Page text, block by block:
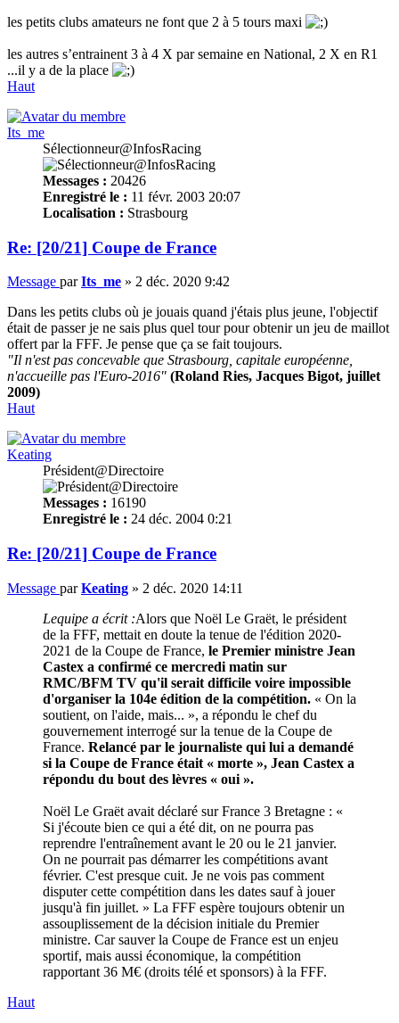
les petits clubs amateurs ne font que 2 à 5 tours maxi
les autres s’entrainent 3 à 4 X par semaine en National, 2 X en R1
...il y a de la place
Haut
Its_me
Sélectionneur@InfosRacing
Messages : 20426
Enregistré le : 11 févr. 2003 20:07
Localisation : Strasbourg
Re: [20/21] Coupe de France
Message parIts_me » 2 déc. 2020 9:42
Dans les petits clubs où je jouais quand j'étais plus jeune, l'objectif
était de passer je ne sais plus quel tour pour obtenir un jeu de maillot
offert par la FFF. Je pense que ça se fait toujours.
"Il n'est pas concevable que Strasbourg, capitale européenne,
n'accueille pas l'Euro-2016" (Roland Ries, Jacques Bigot, juillet
2009)
Haut
Keating
Président@Directoire
Messages : 16190
Enregistré le : 24 déc. 2004 0:21
Re: [20/21] Coupe de France
Message parKeating » 2 déc. 2020 14:11
Lequipe a écrit :Alors que Noël Le Graët, le président
de la FFF, mettait en doute la tenue de l'édition 2020-
2021 de la Coupe de France, le Premier ministre Jean
Castex a confirmé ce mercredi matin sur
RMC/BFM TV qu'il serait difficile voire impossible
d'organiser la 104e édition de la compétition. « On la
soutient, on l'aide, mais... », a répondu le chef du
gouvernement interrogé sur la tenue de la Coupe de
France. Relancé par le journaliste qui lui a demandé
si la Coupe de France était « morte », Jean Castex a
répondu du bout des lèvres « oui ».
Noël Le Graët avait déclaré sur France 3 Bretagne : «
Si j'écoute bien ce qui a été dit, on ne pourra pas
reprendre l'entraînement avant le 20 ou le 21 janvier.
On ne pourrait pas démarrer les compétitions avant
février. C'est presque cuit. Je ne vois pas comment
disputer cette compétition dans les dates sauf à jouer
jusqu'à fin juillet. » La FFF espère toujours obtenir un
assouplissement de la décision initiale du Premier
ministre. Car sauver la Coupe de France est un enjeu
sportif, mais aussi économique, la compétition
rapportant 36 M€ (droits télé et sponsors) à la FFF.
Haut